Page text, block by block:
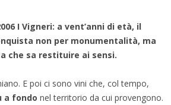
I Vigneri: a vent’anni di età, il
non per monumentalità, ma
che sa restituire ai sensi.
E poi ci sono vini che, col tempo,
a fondo nel territorio da cui provengono.